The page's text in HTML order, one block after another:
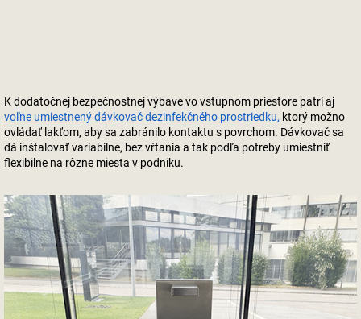
K dodatočnej bezpečnostnej výbave vo vstupnom priestore patrí aj
voľne umiestnený dávkovač dezinfekčného prostriedku, ktorý možno
ovládať lakťom, aby sa zabránilo kontaktu s povrchom. Dávkovač sa
dá inštalovať variabilne, bez vŕtania a tak podľa potreby umiestniť
flexibilne na rôzne miesta v podniku.